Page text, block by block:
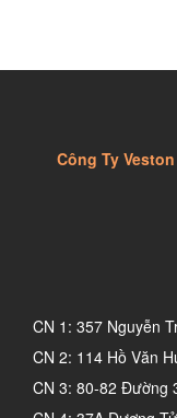
Công Ty
CN 1: 357 Nguyễn
CN 2: 114 Hồ Văn
CN 3: 80-82 Đường